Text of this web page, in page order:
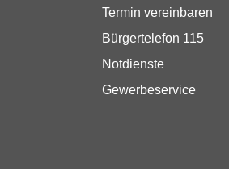
Termin vereinbaren
Bürgertelefon 115
Notdienste
Gewerbeservice